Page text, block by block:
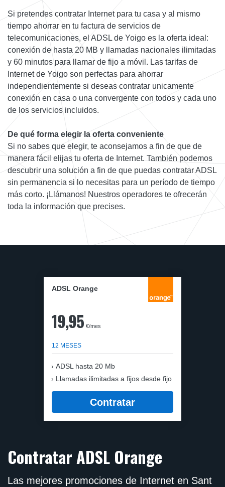
Si pretendes contratar Internet para tu casa y al mismo
tiempo ahorrar en tu factura de servicios de
telecomunicaciones, el ADSL de Yoigo es la oferta ideal:
conexión de hasta 20 MB y llamadas nacionales ilimitadas
y 60 minutos para llamar de fijo a móvil. Las tarifas de
Internet de Yoigo son perfectas para ahorrar
independientemente si deseas contratar unicamente
conexión en casa o una convergente con todos y cada uno
de los servicios incluidos.
De qué forma elegir la oferta conveniente
Si no sabes que elegir, te aconsejamos a fin de que de
manera fácil elijas tu oferta de Internet. También podemos
descubrir una solución a fin de que puedas contratar ADSL
sin permanencia si lo necesitas para un período de tiempo
más corto. ¡Llámanos! Nuestros operadores te ofrecerán
toda la información que precises.
ADSL Orange
19,95 €/mes
12 MESES
ADSL hasta 20 Mb
Llamadas ilimitadas a fijos desde fijo
Contratar
Contratar ADSL Orange
Las mejores promociones de Internet en Sant